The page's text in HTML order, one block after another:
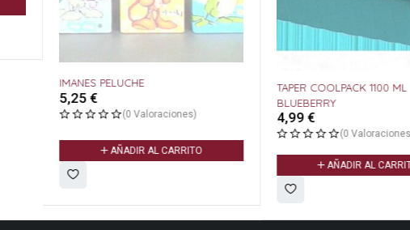
IMANES PELUCHE
(0 Valoraciones)
AÑADIR AL CARRITO
TAPER COOLPACK 1100 ML
BLUEBERRY
(0 Valoraciones)
AÑADIR AL CARRITO